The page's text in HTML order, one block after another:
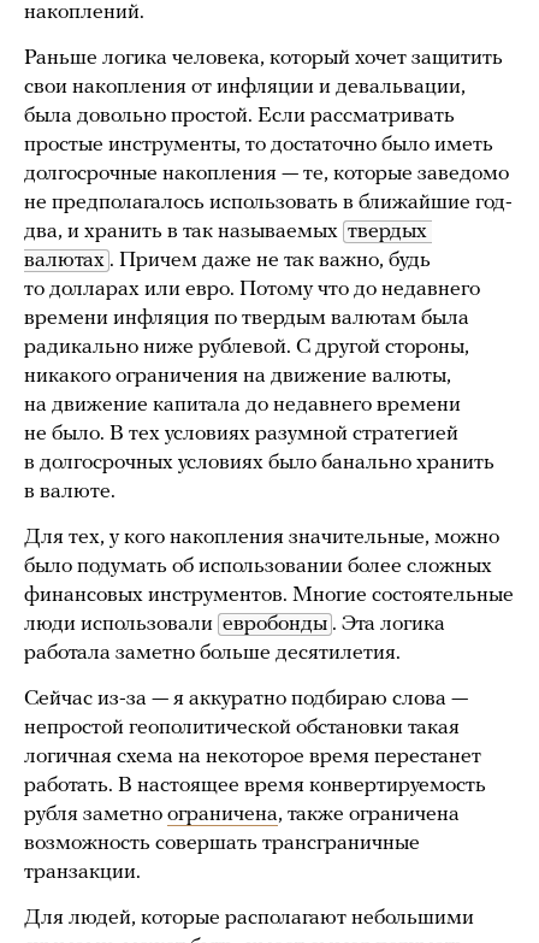
накоплений.
Раньше логика человека, который хочет защитить
свои накопления от инфляции и девальвации,
была довольно простой. Если рассматривать
простые инструменты, то достаточно было иметь
долгосрочные накопления — те, которые заведомо
не предполагалось использовать в ближайшие год-
два, и хранить в так называемых твердых
валютах . Причем даже не так важно, будь
то долларах или евро. Потому что до недавнего
времени инфляция по твердым валютам была
радикально ниже рублевой. С другой стороны,
никакого ограничения на движение валюты,
на движение капитала до недавнего времени
не было. В тех условиях разумной стратегией
в долгосрочных условиях было банально хранить
в валюте.
Для тех, у кого накопления значительные, можно
было подумать об использовании более сложных
финансовых инструментов. Многие состоятельные
люди использовали евробонды . Эта логика
работала заметно больше десятилетия.
Сейчас из-за — я аккуратно подбираю слова —
непростой геополитической обстановки такая
логичная схема на некоторое время перестанет
работать. В настоящее время конвертируемость
рубля заметно ограничена, также ограничена
возможность совершать трансграничные
транзакции.
Для людей, которые располагают небольшими